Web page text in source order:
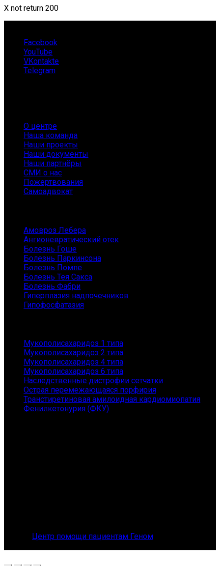
X not return 200
Facebook
YouTube
VKontakte
Telegram
О центре
Наша команда
Наши проекты
Наши документы
Наши партнёры
СМИ о нас
Пожертвования
Самоадвокат
Амовроз Лебера
Ангионевратический отек
Болезнь Гоше
Болезнь Паркинсона
Болезнь Помпе
Болезнь Тея Сакса
Болезнь Фабри
Гиперплазия надпочечников
Гипофосфатазия
Мукополисахаридоз 1 типа
Мукополисахаридоз 2 типа
Мукополисахаридоз 4 типа
Мукополисахаридоз 6 типа
Наследственные дистрофии сетчатки
Острая перемежающаяся порфирия
Транстиретиновая амилоидная кардиомиопатия
Фенилкетонурия (ФКУ)
Центр помощи пациентам Геном